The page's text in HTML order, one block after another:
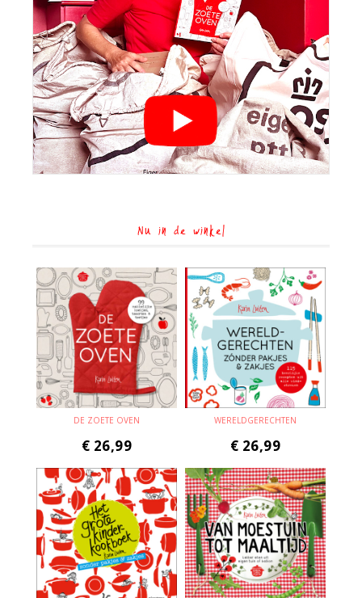
Nu in de winkel
DE ZOETE OVEN
€ 26,99
WERELDGERECHTEN
€ 26,99